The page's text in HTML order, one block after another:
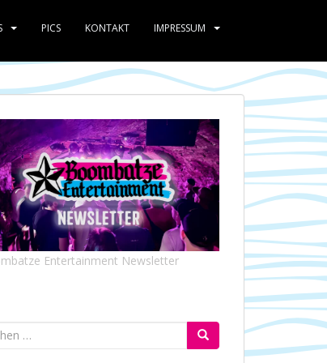
PICS KONTAKT IMPRESSUM
Entertainment Newsletter